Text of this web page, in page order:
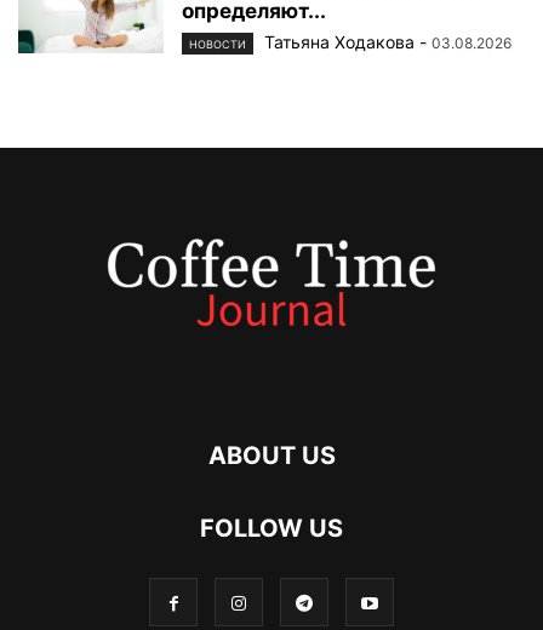
определяют...
НОВОСТИ Татьяна Ходакова - 03.08.2026
ABOUT US
FOLLOW US